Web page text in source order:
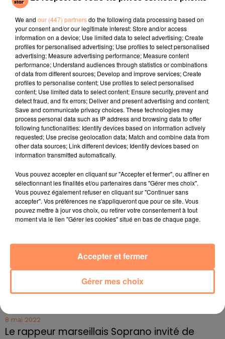
vétérinaires locaux.
Selon eux, les gestionnaires du zoo auraient peint un
âne en zèbre. Avec les fortes chaleurs la couleur noire
aurait coulé sur le visage de la bête.
fil actus
4 juillet 2022
Radio Star Live avec Dadju
27 juin 2022
Marseille : une application pour mettre en
27 juin 2022
Le cocholed pour jouer à la pétanque
jusqu'au bout de la nuit !
10 mai 2022
Cassis organise sa traditionnelle "Fête du vin"
Marseille : appel à témoins pour retrouver
8 mai 2022
Le rappeur marseillais Soprano invité de
We and our (447) partnersdo the following data processing based on
your consent and/or our legitimate interest: Store and/or access
information on a device; Use limited data to select advertising; Create
profiles for personalised advertising; Use profiles to select personalised
advertising; Measure advertising performance; Measure content
performance; Understand audiences through statistics or combinations
of data from different sources; Develop and improve services; Create
profiles to personalise content; Use profiles to select personalised
content; Use limited data to select content; Ensure security, prevent and
detect fraud, and fix errors; Deliver and present advertising and content;
Save and communicate privacy choices. These technologies may
process personal data such as IP address and browsing data to offer
following functionalities: Identify devices based on information actively
requested; Use precise geolocation data; Match and combine data from
other data sources; Link different devices; Identify devices based on
information transmitted automatically.
Vous pouvez accepter en cliquant sur "Accepter et fermer", ou affiner en
sélectionnant les finalités et/ou partenaires dans "Gérer mes choix".
Vous pouvez également refuser en cliquant sur "Continuer sans
accepter". Vos préférences ne s'appliqueront que pour ce site. Vous
pouvez mettre à jour vos choix, ou retirer votre consentement à tout
moment via le lien "Gérer les cookies" situé en bas de chaque page.
Gérer mes choix
Accepter et fermer